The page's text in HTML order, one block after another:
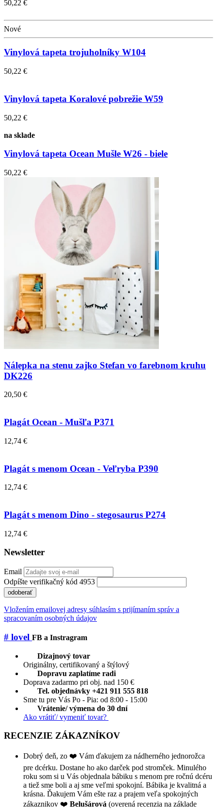
50,22 €
Nové
Vinylová tapeta trojuholníky W104
50,22 €
Vinylová tapeta Koralové pobrežie W59
50,22 €
na sklade
Vinylová tapeta Ocean Mušle W26 - biele
50,22 €
Nálepka na stenu zajko Stefan vo farebnom kruhu
DK226
20,50 €
Plagát Ocean - Mušľa P371
12,74 €
Plagát s menom Ocean - Veľryba P390
12,74 €
Plagát s menom Dino - stegosaurus P274
12,74 €
Newsletter
Email
Odpíšte verifikačný kód 4953
odoberať
Vložením emailovej adresy súhlasím s prijímaním správ a
spracovaním osobných údajov
# lovel FB a Instragram
Dizajnový tovar
Originálny, certifikovaný a štýlový
Dopravu zaplatíme radi
Doprava zadarmo pri obj. nad 150 €
Tel. objednávky +421 911 555 818
Sme tu pre Vás Po - Pia: od 8:00 - 15:00
Vrátenie/ výmena do 30 dní
Ako vrátiť/ vymeniť tovar?
RECENZIE ZÁKAZNÍKOV
Dobrý deň, zo ❤️ Vám ďakujem za nádherného jednorožca
pre dcérku. Dostane ho ako darček pod stromček. Minulého
roku som si u Vás objednala bábiku s menom pre ročnú dcéru
a tiež sme boli a aj sme veľmi spokojní. Bábika je kvalitná a
krásna. Ďakujem Vám ešte raz a prajem veľa spokojných
zákaznikov ❤️ Belušárová (overená recenzia na základe